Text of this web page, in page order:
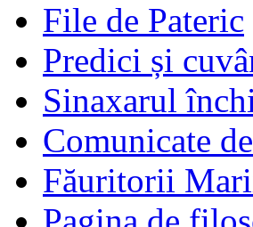
File de Pateric
Predici și
Sinaxarul
Comunicate
Făuritorii